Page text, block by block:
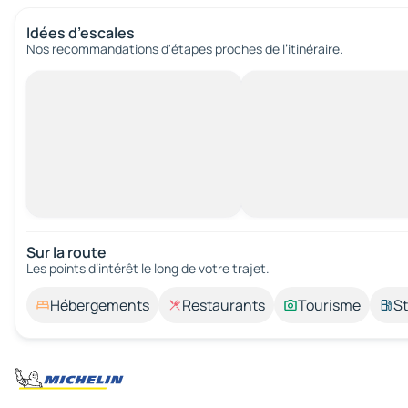
Idées d’escales
Nos recommandations d'étapes proches de l’itinéraire.
Sur la route
Les points d’intérêt le long de votre trajet.
Hébergements Restaurants Tourisme